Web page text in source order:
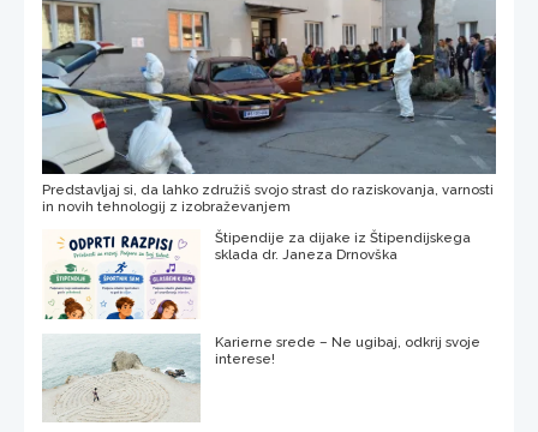
Predstavljaj si, da lahko združiš svojo strast do raziskovanja, varnosti
in novih tehnologij z izobraževanjem
Štipendije za dijake iz Štipendijskega
sklada dr. Janeza Drnovška
Karierne srede – Ne ugibaj, odkrij svoje
interese!